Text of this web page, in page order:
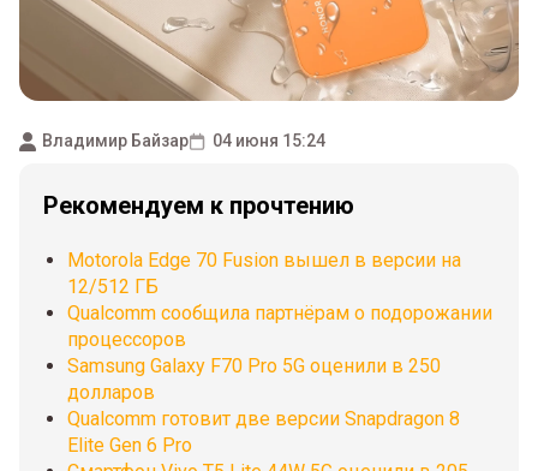
Владимир Байзар 04 июня 15:24
Рекомендуем к прочтению
Motorola Edge 70 Fusion вышел в версии на
12/512 ГБ
Qualcomm сообщила партнёрам о подорожании
процессоров
Samsung Galaxy F70 Pro 5G оценили в 250
долларов
Qualcomm готовит две версии Snapdragon 8
Elite Gen 6 Pro